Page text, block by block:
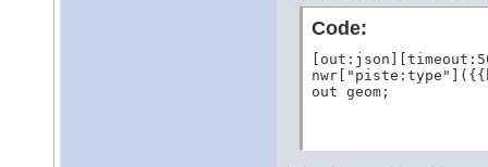
Code:
out geom;